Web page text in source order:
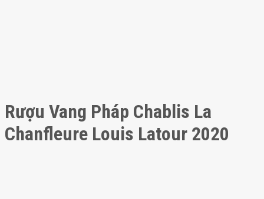
Rượu Vang Pháp Chablis La
Chanfleure Louis Latour 2020